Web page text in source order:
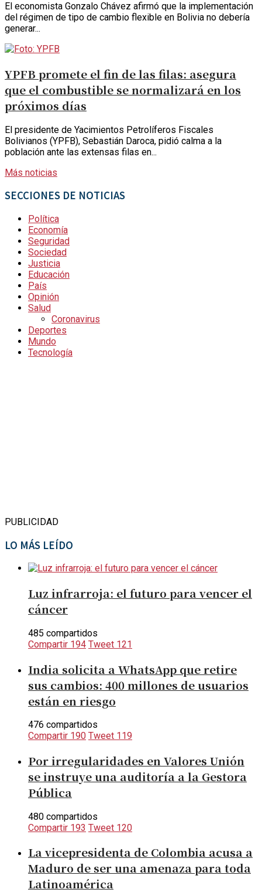
El economista Gonzalo Chávez afirmó que la implementación
del régimen de tipo de cambio flexible en Bolivia no debería
generar...
YPFB promete el fin de las filas: asegura
que el combustible se normalizará en los
próximos días
El presidente de Yacimientos Petrolíferos Fiscales
Bolivianos (YPFB), Sebastián Daroca, pidió calma a la
población ante las extensas filas en...
Más noticias
SECCIONES DE NOTICIAS
Política
Economía
Seguridad
Sociedad
Justicia
Educación
País
Opinión
Salud
Coronavirus
Deportes
Mundo
Tecnología
PUBLICIDAD
LO MÁS LEÍDO
Luz infrarroja: el futuro para vencer el
cáncer
485 compartidos
Compartir 194 Tweet 121
India solicita a WhatsApp que retire
sus cambios: 400 millones de usuarios
están en riesgo
476 compartidos
Compartir 190 Tweet 119
Por irregularidades en Valores Unión
se instruye una auditoría a la Gestora
Pública
480 compartidos
Compartir 193 Tweet 120
La vicepresidenta de Colombia acusa a
Maduro de ser una amenaza para toda
Latinoamérica